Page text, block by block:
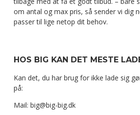
om antal og max pris, så sender vi dig
passer til lige netop dit behov.
HOS BIG KAN DET MESTE
Kan det, du har brug for ikke lade sig
på:
Mail: big@big-big.dk